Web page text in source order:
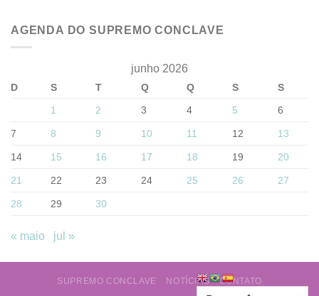
AGENDA DO SUPREMO CONCLAVE
junho 2026
D S T Q Q S
S
1
2 3 4 5 6
7 8 9 10 11 12 13
14 15 16 17 18 19 20
21 22 23 24 25 26 27
28 29 30
« maio jul »
SUPREMO CONCLAVE NOTÍCIAS CONTATO